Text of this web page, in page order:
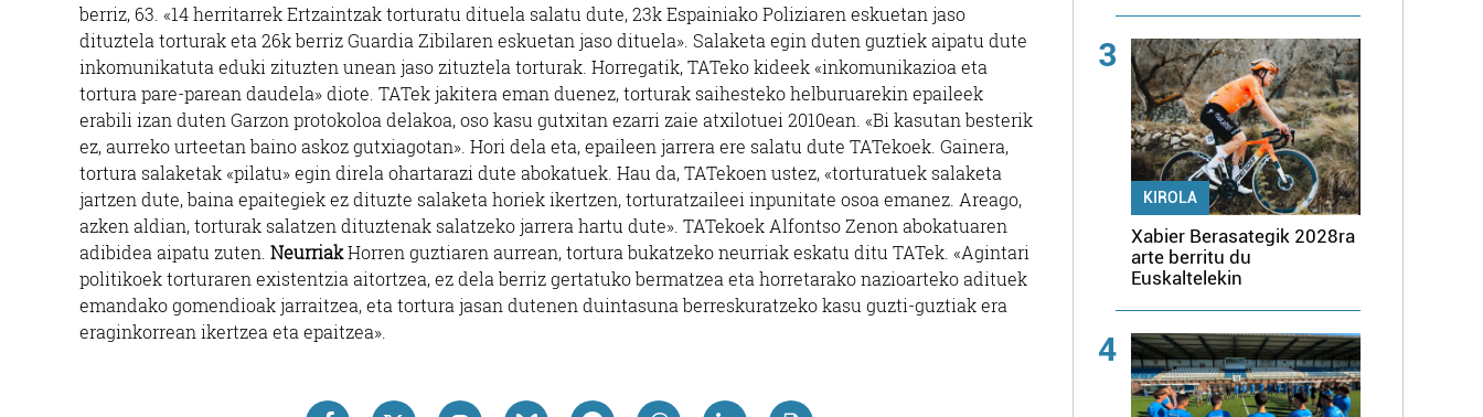
berriz, 63. «14 herritarrek Ertzaintzak torturatu dituela salatu dute, 23k Espainiako Poliziaren eskuetan jaso
dituztela torturak eta 26k berriz Guardia Zibilaren eskuetan jaso dituela». Salaketa egin duten guztiek aipatu dute
inkomunikatuta eduki zituzten unean jaso zituztela torturak. Horregatik, TATeko kideek «inkomunikazioa eta
tortura pare-parean daudela» diote. TATek jakitera eman duenez, torturak saihesteko helburuarekin epaileek
erabili izan duten Garzon protokoloa delakoa, oso kasu gutxitan ezarri zaie atxilotuei 2010ean. «Bi kasutan besterik
ez, aurreko urteetan baino askoz gutxiagotan». Hori dela eta, epaileen jarrera ere salatu dute TATekoek. Gainera,
tortura salaketak «pilatu» egin direla ohartarazi dute abokatuek. Hau da, TATekoen ustez, «torturatuek salaketa
jartzen dute, baina epaitegiek ez dituzte salaketa horiek ikertzen, torturatzaileei inpunitate osoa emanez. Areago,
azken aldian, torturak salatzen dituztenak salatzeko jarrera hartu dute». TATekoek Alfontso Zenon abokatuaren
adibidea aipatu zuten. NeurriakHorren guztiaren aurrean, tortura bukatzeko neurriak eskatu ditu TATek. «Agintari
politikoek torturaren existentzia aitortzea, ez dela berriz gertatuko bermatzea eta horretarako nazioarteko adituek
emandako gomendioak jarraitzea, eta tortura jasan dutenen duintasuna berreskuratzeko kasu guzti-guztiak era
eraginkorrean ikertzea eta epaitzea».
3
KIROLA
Xabier Berasategik 2028ra
arte berritu du
Euskaltelekin
4